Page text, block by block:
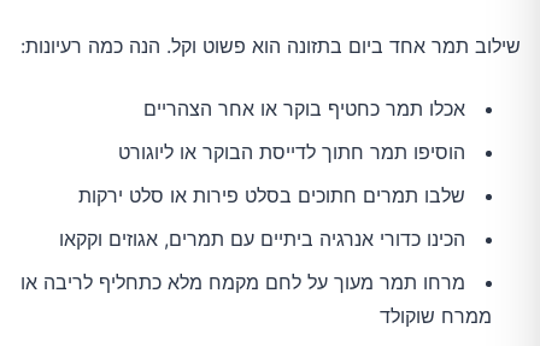
שילוב תמר אחד ביום בתזונה הוא פשוט וקל. הנה כמה רעיונות:
אכלו תמר כחטיף בוקר או אחר הצהריים
הוסיפו תמר חתוך לדייסת הבוקר או ליוגורט
שלבו תמרים חתוכים בסלט פירות או סלט ירקות
הכינו כדורי אנרגיה ביתיים עם תמרים, אגוזים וקקאו
מרחו תמר מעוך על לחם מקמח מלא כתחליף לריבה או
ממרח שוקולד